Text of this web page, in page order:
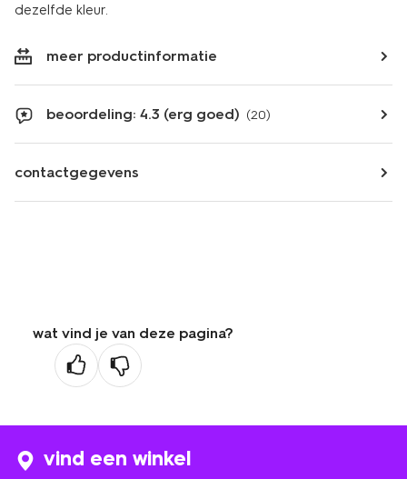
dezelfde kleur.
meer productinformatie
beoordeling: 4.3 (erg goed) (20)
contactgegevens
wat vind je van deze pagina?
vind een winkel